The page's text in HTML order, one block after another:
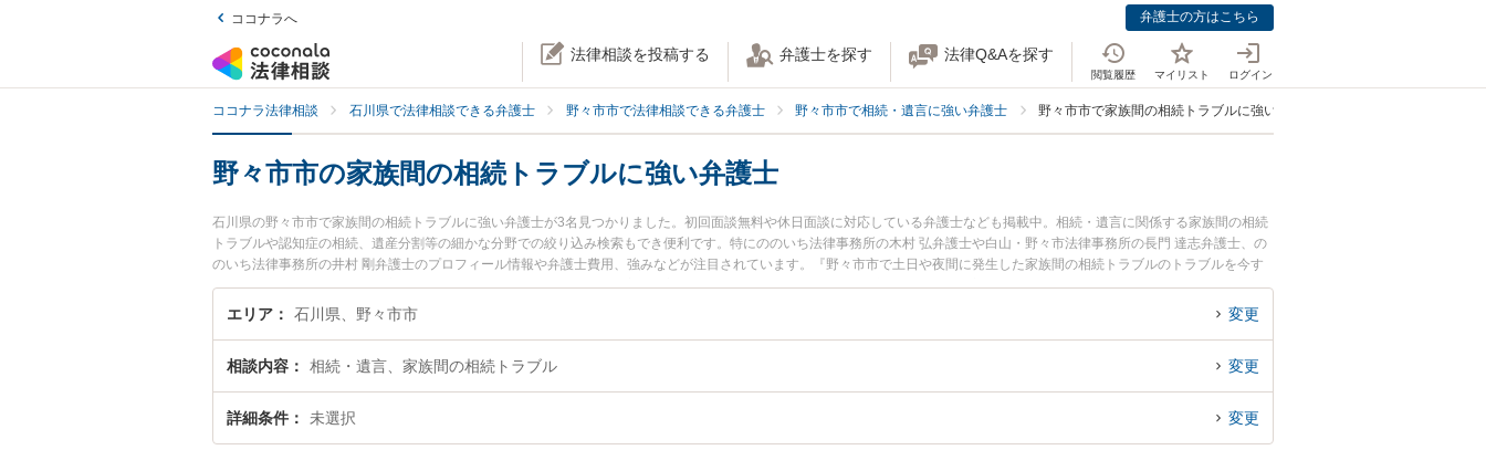
ココナラへ 弁護士の方はこちら
法律相談を投稿する 弁護士を探す 法律Q&Aを探す
閲覧履歴 マイリスト ログイン
ココナラ法律相談 石川県で法律相談できる弁護士 野々市市で法律相談できる弁護士 野々市市で相続・遺言に強い弁護士 野々市市で家族間の相続トラブルに強い弁護士
野々市市の家族間の相続トラブルに強い弁護士
石川県の野々市市で家族間の相続トラブルに強い弁護士が3名見つかりました。初回面談無料や休日面談に対応している弁護士なども掲載中。相続・遺言に関係する家族間の相続
トラブルや認知症の相続、遺産分割等の細かな分野での絞り込み検索もでき便利です。特にののいち法律事務所の木村 弘弁護士や白山・野々市法律事務所の長門 達志弁護士、の
のいち法律事務所の井村 剛弁護士のプロフィール情報や弁護士費用、強みなどが注目されています。『野々市市で土日や夜間に発生した家族間の相続トラブルのトラブルを今す
ぐに弁護士に相談したい』『家族間の相続トラブルのトラブル解決の実績豊富な近くの弁護士を検索したい』『初回相談無料で家族間の相続トラブルを法律相談できる野々市市内
の弁護士に相談予約したい』などでお困りの相談者さんにおすすめです。
エリア 石川県、野々市市 変更
相談内容 相続・遺言、家族間の相続トラブル 変更
詳細条件 未選択 変更